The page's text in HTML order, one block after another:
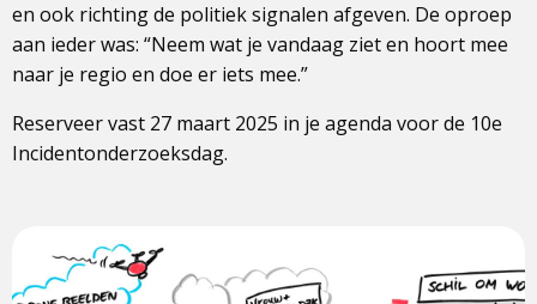
en ook richting de politiek signalen afgeven. De oproep
aan ieder was: “Neem wat je vandaag ziet en hoort mee
naar je regio en doe er iets mee.”
Reserveer vast 27 maart 2025 in je agenda voor de 10e
Incidentonderzoeksdag.